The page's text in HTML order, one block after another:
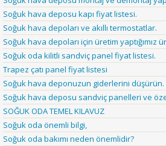
Soğuk hava deposu kapı fiyat listesi.
Soğuk hava depoları ve akıllı termostatlar.
Soğuk hava depoları için üretim yaptığımız
Soğuk oda kilitli sandviç panel fiyat listesi.
Trapez çatı panel fiyat listesi
Soğuk hava deponuzun giderlerini düşürün.
Soğuk hava deposu sandviç panelleri ve
SOĞUK ODA TEMEL KILAVUZ
Soğuk oda önemli bilgi,
Soğuk oda bakımı neden önemlidir?